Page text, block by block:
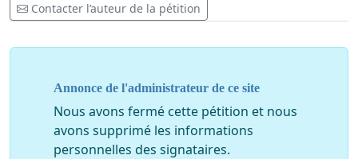
Contacter l’auteur de la pétition
Annonce de l'administrateur de ce site
Nous avons fermé cette pétition et nous
avons supprimé les informations
personnelles des signataires.